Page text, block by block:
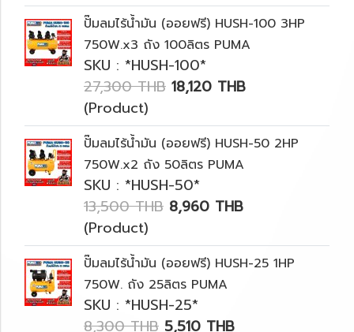
ปั๊มลมไร้น้ำมัน (ออยฟรี) HUSH-100 3HP
750W.x3 ถัง 100ลิตร PUMA
SKU : *HUSH-100*
27,300 THB 18,120 THB
(Product)
ปั๊มลมไร้น้ำมัน (ออยฟรี) HUSH-50 2HP
750W.x2 ถัง 50ลิตร PUMA
SKU : *HUSH-50*
13,500 THB 8,960 THB
(Product)
ปั๊มลมไร้น้ำมัน (ออยฟรี) HUSH-25 1HP
750W. ถัง 25ลิตร PUMA
SKU : *HUSH-25*
8,300 THB 5,510 THB